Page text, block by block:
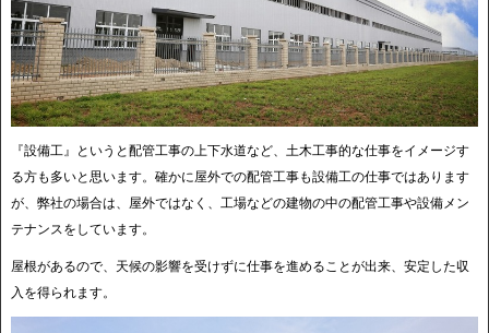
『設備工』というと配管工事の上下水道など、土木工事的な仕事をイメージす
る方も多いと思います。確かに屋外での配管工事も設備工の仕事ではあります
が、弊社の場合は、屋外ではなく、工場などの建物の中の配管工事や設備メン
テナンスをしています。
屋根があるので、天候の影響を受けずに仕事を進めることが出来、安定した収
入を得られます。